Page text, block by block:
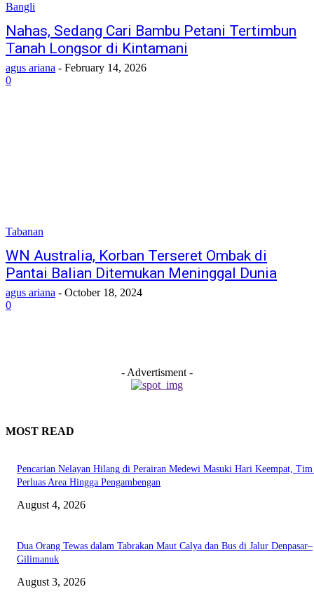
Bangli
Nahas, Sedang Cari Bambu Petani Tertimbun
Tanah Longsor di Kintamani
agus ariana - February 14, 2026
0
Tabanan
WN Australia, Korban Terseret Ombak di
Pantai Balian Ditemukan Meninggal Dunia
agus ariana - October 18, 2024
0
- Advertisment -
MOST READ
Pencarian Nelayan Hilang di Perairan Medewi Masuki Hari Keempat,
Perluas Area Hingga Pengambengan
August 4, 2026
Dua Orang Tewas dalam Tabrakan Maut Calya dan Bus di Jalur Denpasar–
Gilimanuk
August 3, 2026